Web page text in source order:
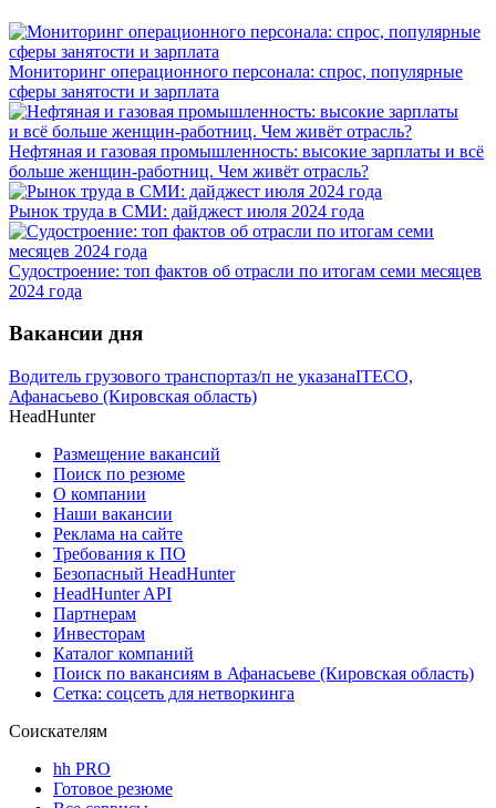
Мониторинг операционного персонала: спрос, популярные
сферы занятости и зарплата
Нефтяная и газовая промышленность: высокие зарплаты и всё
больше женщин-работниц. Чем живёт отрасль?
Рынок труда в СМИ: дайджест июля 2024 года
Судостроение: топ фактов об отрасли по итогам семи месяцев
2024 года
Вакансии дня
Водитель грузового транспортаз/п не указанаITECO,
Афанасьево (Кировская область)
HeadHunter
Размещение вакансий
Поиск по резюме
О компании
Наши вакансии
Реклама на сайте
Требования к ПО
Безопасный HeadHunter
HeadHunter API
Партнерам
Инвесторам
Каталог компаний
Поиск по вакансиям в Афанасьеве (Кировская область)
Сетка: соцсеть для нетворкинга
Соискателям
hh PRO
Готовое резюме